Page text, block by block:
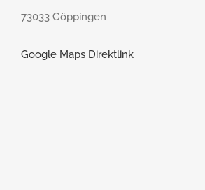
73033 Göppingen
Google Maps Direktlink